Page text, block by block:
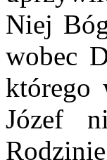
Niej
wobec
którego
Józef